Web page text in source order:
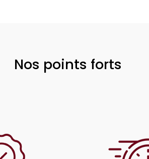
Nos points forts